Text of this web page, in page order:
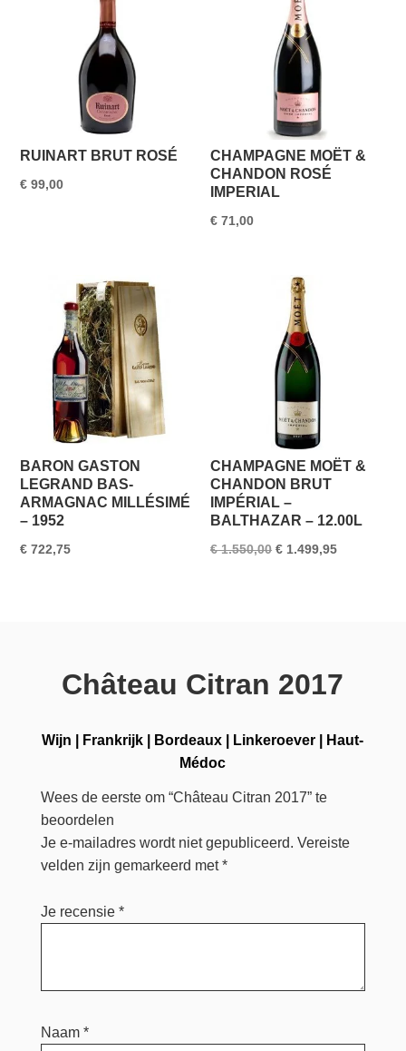
RUINART BRUT ROSÉ
€ 99,00
CHAMPAGNE MOËT &
CHANDON ROSÉ
IMPERIAL
€ 71,00
BARON GASTON
LEGRAND BAS-
ARMAGNAC MILLÉSIMÉ
– 1952
€ 722,75
CHAMPAGNE MOËT &
CHANDON BRUT
IMPÉRIAL –
BALTHAZAR – 12.00L
€1.550,00 Oorspronkelijke
€ 1.499,95Huidige
Château Citran 2017
Wijn Frankrijk Bordeaux Linkeroever
Haut-
Médoc
Wees de eerste om “Château Citran 2017” te
beoordelen
Je e-mailadres wordt niet gepubliceerd. Vereiste
velden zijn gemarkeerd met*
Je recensie *
Naam *